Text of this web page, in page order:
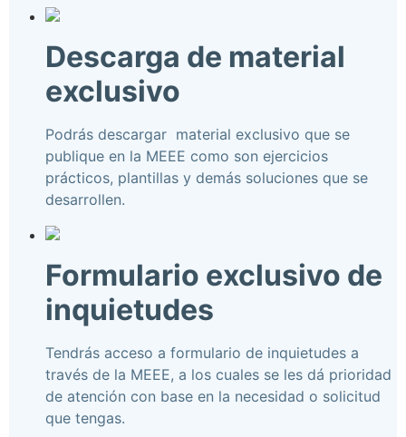
Descarga de material
exclusivo
Podrás descargar material exclusivo que se
publique en la MEEE como son ejercicios
prácticos, plantillas y demás soluciones que se
desarrollen.
Formulario exclusivo de
inquietudes
Tendrás acceso a formulario de inquietudes a
través de la MEEE, a los cuales se les dá prioridad
de atención con base en la necesidad o solicitud
que tengas.